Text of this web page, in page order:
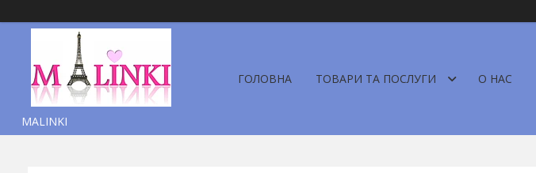
MALINKI
ГОЛОВНА ТОВАРИ ТА ПОСЛУГИ О НАС